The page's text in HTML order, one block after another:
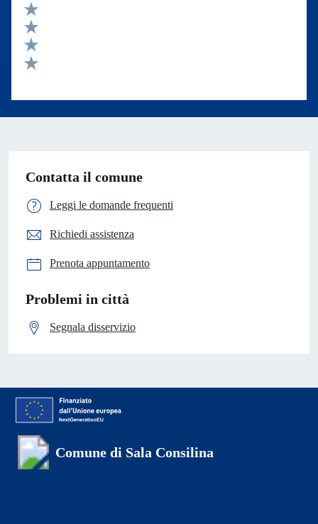
Valuta 5 stelle su 5
Valuta 4 stelle su 5
Valuta 3 stelle su 5
Valuta 2 stelle su 5
Contatta il comune
Leggi le domande frequenti
Richiedi assistenza
Prenota appuntamento
Problemi in città
Segnala disservizio
Comune di Sala Consilina